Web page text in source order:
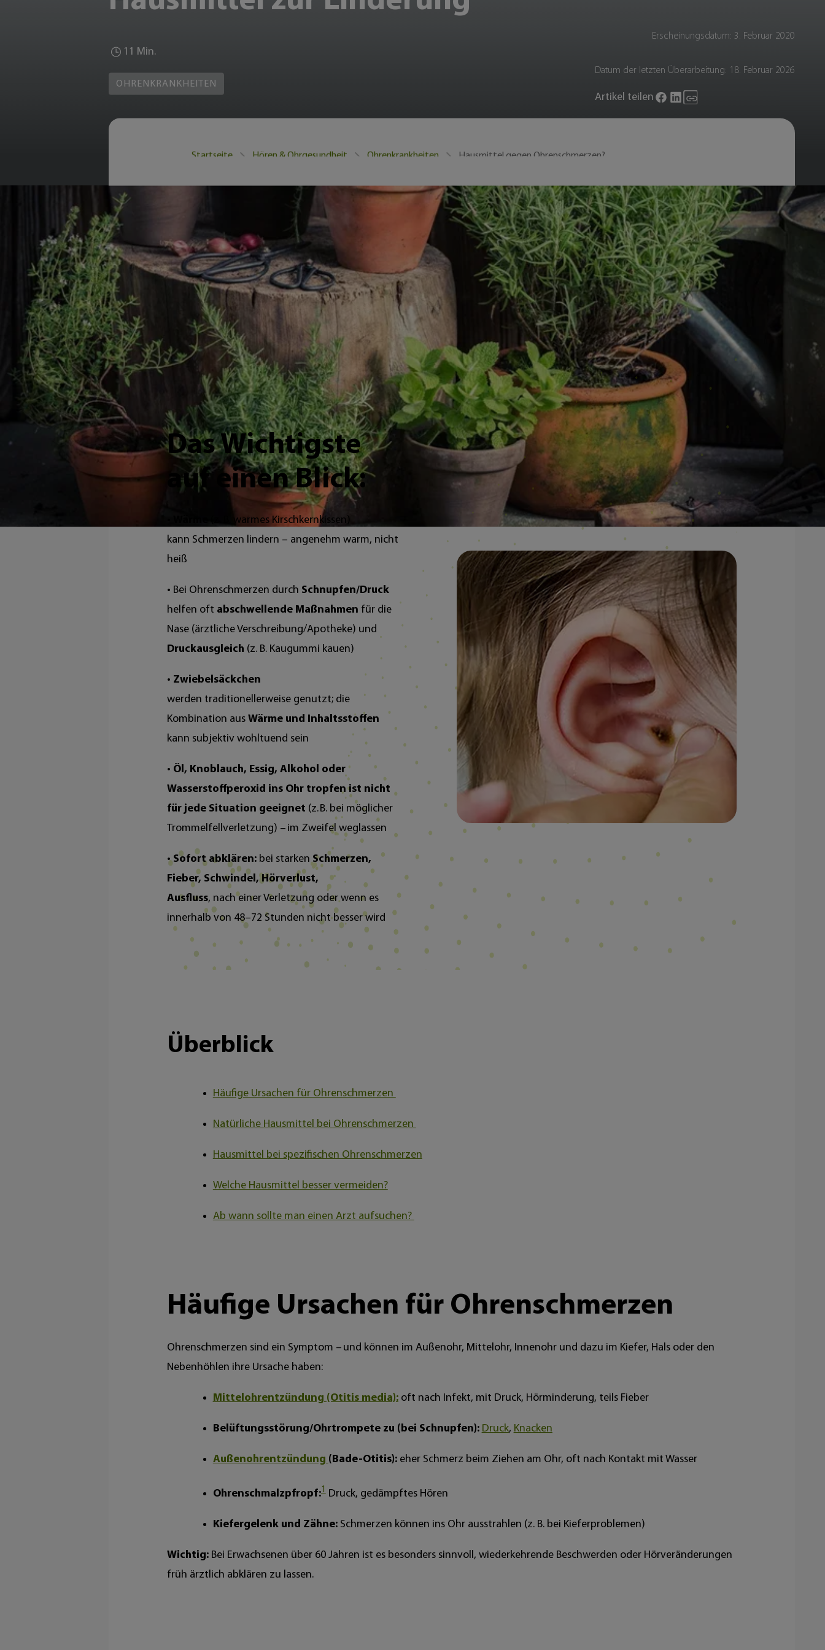
11 Min.
OHRENKRANKHEITEN
Erscheinungsdatum: 3. Februar 2020
Datum der letzten Überarbeitung: 18. Februar 2026
Artikel teilen
Hausmittel gegen Ohrenschmerzen?
Ohrenkrankheiten
Hören & Ohrgesundheit
Startseite
Ohrenschmerzen können plötzlich auftreten – als Druckgefühl, Stechen oder dumpfer Schmerz. Häufig steckt
etwas Harmloses dahinter (z. B. eine verstopfte Ohrtrompete bei Schnupfen), manchmal aber auch eine
Entzündung, wie eine Mittelohrentzündung. Hausmittel können bei leichten Beschwerden oft gut
unterstützen. Wichtig dabei ist: Geben Sie nichts ins Ohr, wenn das Trommelfell möglicherweise verletzt ist.
Dieser Ratgeber zeigt sichere Optionen, typische Ursachen und klare Warnzeichen, ab wann ärztliche Abklärung
sinnvoll ist.
Das Wichtigste
auf einen Blick:
(z. B. warmes Kirschkernkissen)
kann Schmerzen lindern – angenehm warm, nicht
heiß
• Bei Ohrenschmerzen durch Schnupfen/Druck
helfen oft abschwellende Maßnahmen für die
Nase (ärztliche Verschreibung/Apotheke) und
Druckausgleich (z. B. Kaugummi kauen)
• Zwiebelsäckchen
werden traditionellerweise genutzt; die
Kombination aus Wärme und Inhaltsstoffen
kann subjektiv wohltuend sein
• Öl, Knoblauch, Essig, Alkohol oder
Wasserstoffperoxid ins Ohr tropfen ist nicht
für jede Situation geeignet (z. B. bei möglicher
Trommelfellverletzung) – im Zweifel weglassen
•Sofort abklären:bei starkenSchmerzen,
Fieber, Schwindel, Hörverlust,
Ausfluss, nach einer Verletzung oder wenn es
innerhalb von 48–72 Stunden nicht besser wird
Überblick
Häufige Ursachen für Ohrenschmerzen
Natürliche Hausmittel bei Ohrenschmerzen
Hausmittel bei spezifischen Ohrenschmerzen
Welche Hausmittel besser vermeiden?
Ab wann sollte man einen Arzt aufsuchen?
Häufige Ursachen für Ohrenschmerzen
Ohrenschmerzen sind ein Symptom – und können im Außenohr, Mittelohr, Innenohr und dazu im Kiefer, Hals oder den
Nebenhöhlen ihre Ursache haben:
Mittelohrentzündung (Otitis media):oft nach Infekt, mit Druck, Hörminderung, teils Fieber
Belüftungsstörung/Ohrtrompete zu (bei Schnupfen): Druck, Knacken
Außenohrentzündung (Bade-Otitis):eher Schmerz beim Ziehen am Ohr, oft nach Kontakt mit Wasser
Ohrenschmalzpfropf:1 Druck, gedämpftes Hören
Kiefergelenk und Zähne:Schmerzen können ins Ohr ausstrahlen (z. B. bei Kieferproblemen)
Wichtig:Bei Erwachsenen über 60 Jahren ist es besonders sinnvoll, wiederkehrende Beschwerden oder Hörveränderungen
früh ärztlich abklären zu lassen.